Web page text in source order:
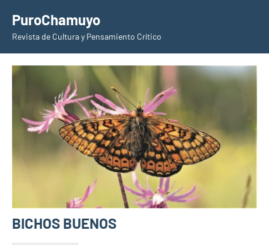
contenido
PuroChamuyo
Revista de Cultura y Pensamiento Crítico
BICHOS BUENOS